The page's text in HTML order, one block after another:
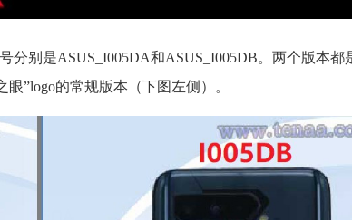
别是ASUS_I005DA和ASUS_I005DB。两个版本都
”logo的常规版本（下图左侧）。